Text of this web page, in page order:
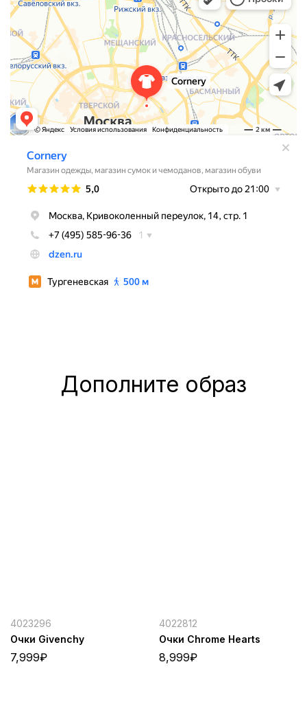
Дополните образ
4023296
Очки Givenchy
7,999₽
4022812
Очки Chrome Hearts
8,999₽